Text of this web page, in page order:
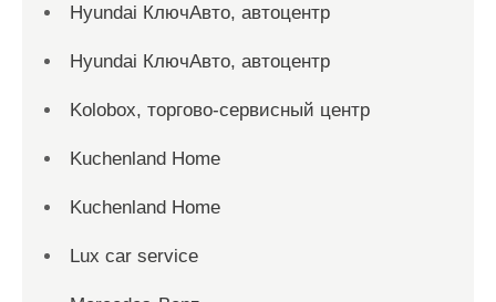
Hyundai КлючАвто, автоцентр
Hyundai КлючАвто, автоцентр
Kolobox, торгово-сервисный центр
Kuchenland Home
Kuchenland Home
Lux car service